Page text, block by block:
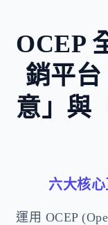
OCEP
銷平台
意」與
六大核
運用 OCEP